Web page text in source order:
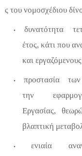
ς του νομοσχέδιου
• δυνατότητα
έτος,κάτι που
και
• προστασίατων
την
Εργασίας, θεωρ
βλαπτική
•ενιαία